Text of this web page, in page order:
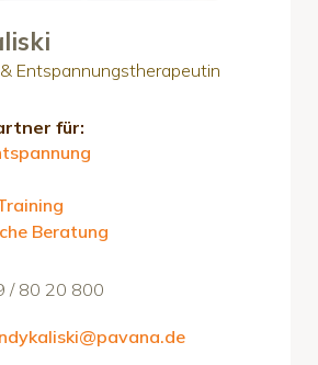
Entspannungstherapeutin
für:
Beratung
/ 80 20 800